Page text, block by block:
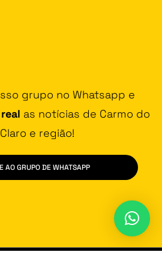
grupo no Whatsapp e
as notícias de Carmo do
e região!
AO GRUPO DE WHATSAPP